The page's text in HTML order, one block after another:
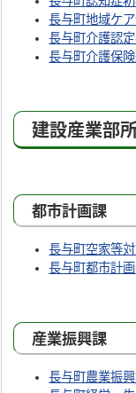
長与町地域ケ
長与町介護認
長与町介護保
建設産業部
都市計画課
長与町空家等
長与町都市計
産業振興課
長与町農業振